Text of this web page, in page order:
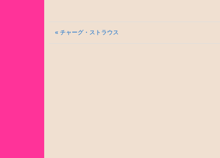
« チャーグ・ストラウス